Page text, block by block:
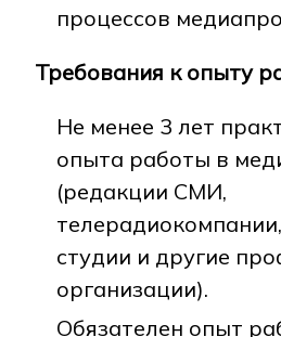
процессов
Требования к опыту
Не менее 3 лет
опыта работы в
(редакции СМИ,
студии и другие
организации).
Обязателен опыт